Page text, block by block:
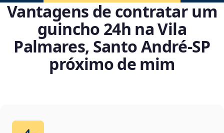
Vantagens de contratar um
guincho 24h na Vila
Palmares, Santo André‑SP
próximo de mim